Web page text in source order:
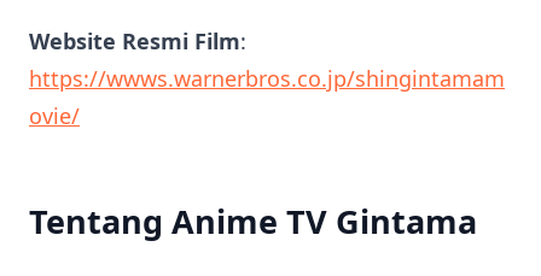
Website Resmi Film:
https://wwws.warnerbros.co.jp/shingintamam
ovie/
Tentang Anime TV Gintama